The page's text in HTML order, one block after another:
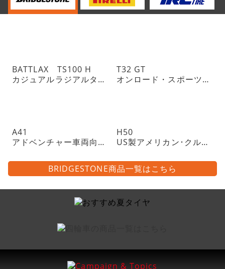
BATTLAX TS100 H
カジュアルラジアルタイヤ
T32 GT
オンロード・スポーツツーリングラジアルタイヤ・チューブレスタイプ
A41
アドベンチャー車両向けトレイル・ラジアルタイヤ・チューブレスタイプ
H50
US製アメリカン･クルーザーに
BRIDGESTONE商品一覧はこちら